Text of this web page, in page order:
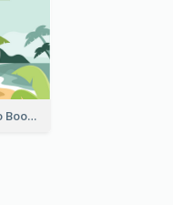
Kids Adventure Photo Book